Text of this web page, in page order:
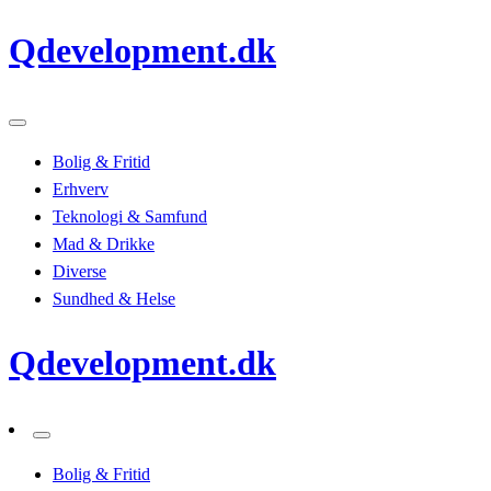
Skip
to
Qdevelopment.dk
Bolig & Fritid
Erhverv
Teknologi & Samfund
Mad & Drikke
Diverse
Sundhed & Helse
Qdevelopment.dk
Bolig & Fritid